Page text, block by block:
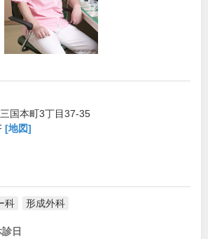
国本町3丁目37-35
[地図]
科 形成外科
日